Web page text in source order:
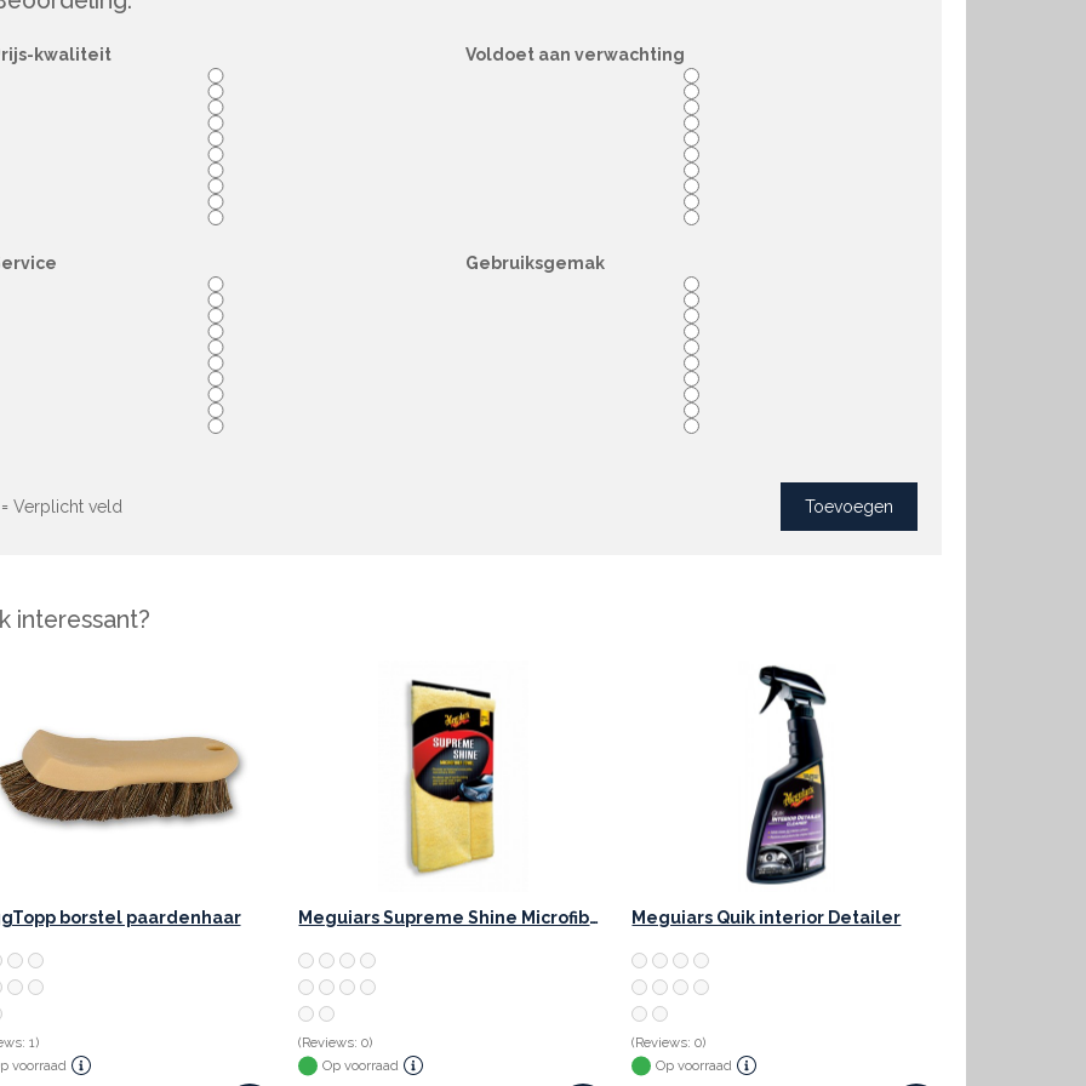
kwaliteit Voldoet aan verwachting
Gebruiksgemak
= Verplicht veld
interessant?
borstel paardenhaar
1)
voorraad
Meguiars Supreme Shine Microfiber
(Reviews: 0)
Op voorraad
Meguiars Quik interior Detailer
(Reviews: 0)
Op voorraad